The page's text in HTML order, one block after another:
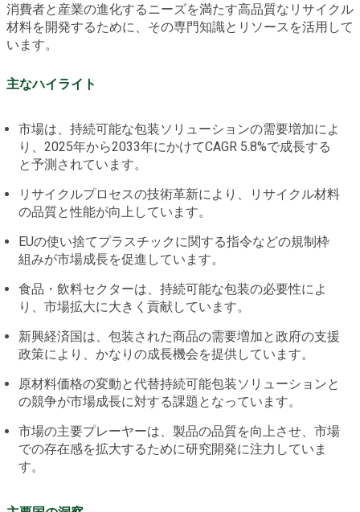
消費者と産業の進化するニーズを満たす高品質なリサイクル
材料を開発するために、その専門知識とリソースを活用して
います。
主なハイライト
市場は、持続可能な包装ソリューションの需要増加によ
り、2025年から2033年にかけてCAGR 5.8%で成長する
と予測されています。
リサイクルプロセスの技術革新により、リサイクル材料
の品質と性能が向上しています。
EUの使い捨てプラスチックに関する指令などの規制枠
組みが市場成長を促進しています。
食品・飲料セクターは、持続可能な包装の必要性によ
り、市場拡大に大きく貢献しています。
新興経済国は、包装された商品の需要増加と政府の支援
政策により、かなりの成長機会を提供しています。
原材料価格の変動と代替持続可能包装ソリューションと
の競争が市場成長に対する課題となっています。
市場の主要プレーヤーは、製品の品質を向上させ、市場
での存在感を拡大するために研究開発に注力していま
す。